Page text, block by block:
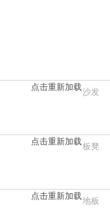
点击重新加载沙发
点击重新加载板凳
点击重新加载地板